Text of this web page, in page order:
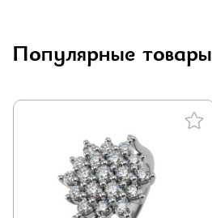
Популярные товары